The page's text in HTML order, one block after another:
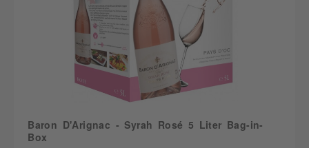
Baron D'Arignac - Syrah Rosé 5 Liter Bag-in-
Box